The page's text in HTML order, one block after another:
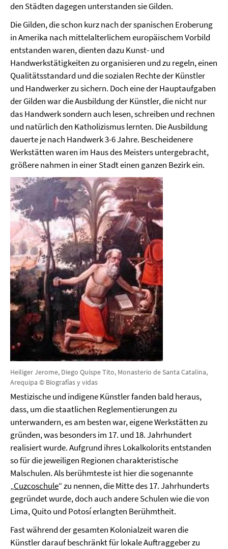
den Städten dagegen unterstanden sie Gilden.
Die Gilden, die schon kurz nach der spanischen Eroberung
in Amerika nach mittelalterlichem europäischem Vorbild
entstanden waren, dienten dazu Kunst- und
Handwerkstätigkeiten zu organisieren und zu regeln, einen
Qualitätsstandard und die sozialen Rechte der Künstler
und Handwerker zu sichern. Doch eine der Hauptaufgaben
der Gilden war die Ausbildung der Künstler, die nicht nur
das Handwerk sondern auch lesen, schreiben und rechnen
und natürlich den Katholizismus lernten. Die Ausbildung
dauerte je nach Handwerk 3-6 Jahre. Bescheidenere
Werkstätten waren im Haus des Meisters untergebracht,
größere nahmen in einer Stadt einen ganzen Bezirk ein.
Heiliger Jerome, Diego Quispe Tito, Monasterio de Santa Catalina,
Arequipa © Biografías y vidas
Mestizische und indigene Künstler fanden bald heraus,
dass, um die staatlichen Reglementierungen zu
unterwandern, es am besten war, eigene Werkstätten zu
gründen, was besonders im 17. und 18. Jahrhundert
realisiert wurde. Aufgrund ihres Lokalkolorits entstanden
so für die jeweiligen Regionen charakteristische
Malschulen. Als berühmteste ist hier die sogenannte
„Cuzcoschule“ zu nennen, die Mitte des 17. Jahrhunderts
gegründet wurde, doch auch andere Schulen wie die von
Lima, Quito und Potosí erlangten Berühmtheit.
Fast während der gesamten Kolonialzeit waren die
Künstler darauf beschränkt für lokale Auftraggeber zu